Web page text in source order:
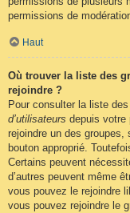
permissions de
Haut
Où trouver la liste des
rejoindre ?
Pour consulter la liste
d’utilisateurs depuis votre
rejoindre un des
bouton approprié.
Certains peuvent
d’autres peuvent même
vous pouvez le rejoindre
vous pouvez rejoindre le